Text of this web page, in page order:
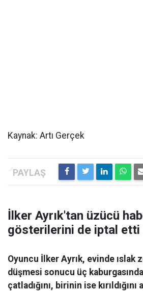
Kaynak: Artı Gerçek
İlker Ayrık'tan üzücü
gösterilerini de iptal etti
Oyuncu İlker Ayrık, evinde ıslak
düşmesi sonucu üç
çatladığını, birinin ise kırıldığını